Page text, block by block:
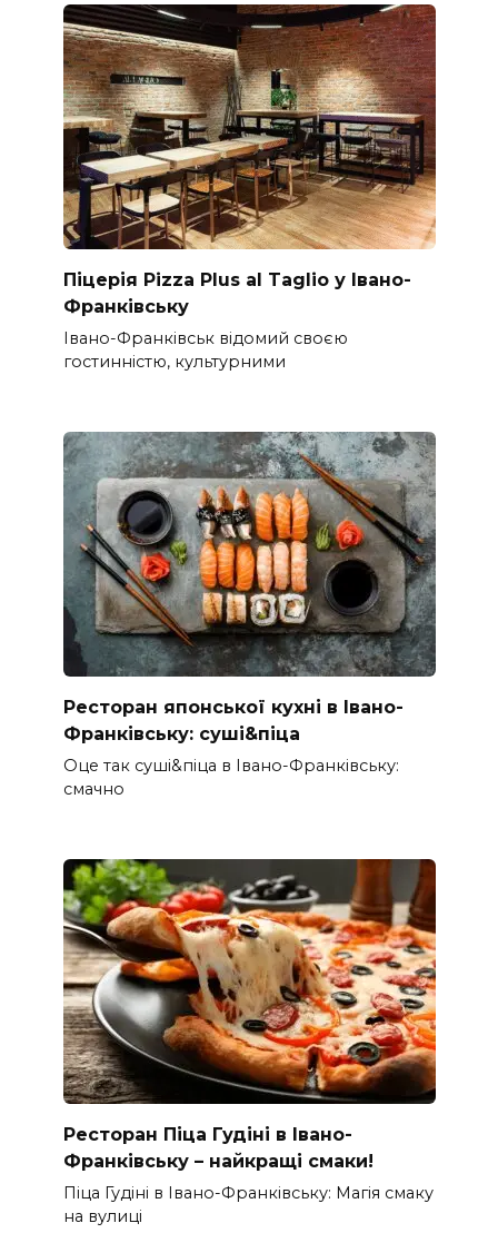
Піцерія Pizza Plus al Taglio у Івано-
Франківську
Івано-Франківськ відомий своєю
гостинністю, культурними
Ресторан японської кухні в Івано-
Франківську: суші&піца
Оце так суші&піца в Івано-Франківську:
смачно
Ресторан Піца Гудіні в Івано-
Франківську – найкращі смаки!
Піца Гудіні в Івано-Франківську: Магія смаку
на вулиці